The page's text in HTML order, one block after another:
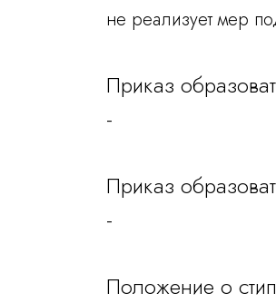
не реализует мер
Приказ
-
Приказ
-
Положение о